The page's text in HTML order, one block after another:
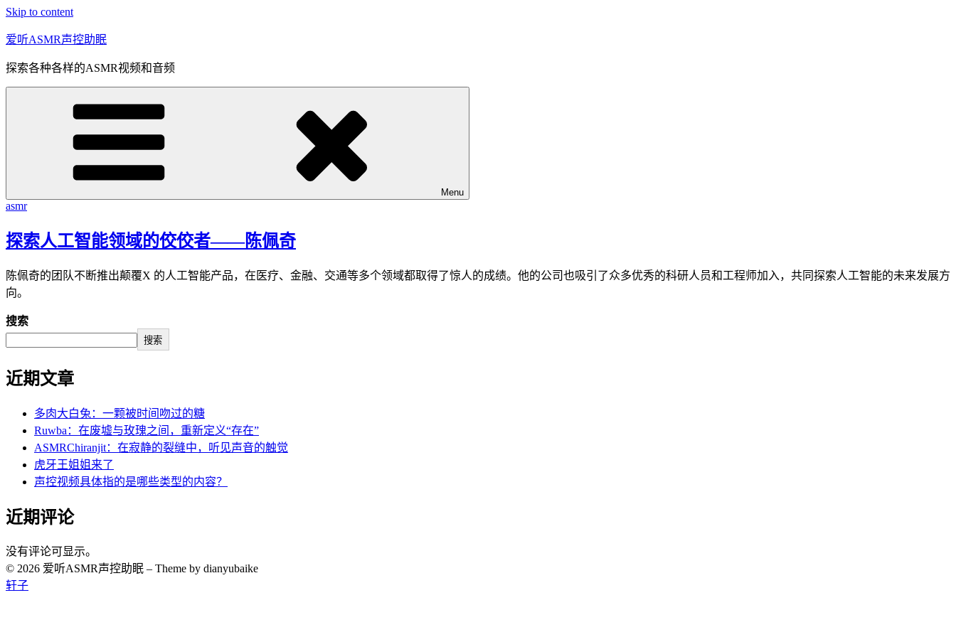
Skip to content
爱听ASMR声控助眠
探索各种各样的ASMR视频和音频
Menu
asmr
探索人工智能领域的佼佼者——陈佩奇
陈佩奇的团队不断推出颠覆X 的人工智能产品，在医疗、金融、交通等多个领域都取得了惊人的成绩。他的公司也吸引了众多优秀的科研人员和工程师加入，共同探索人工智能的未来发展方
向。
搜索
搜索
近期文章
多肉大白兔：一颗被时间吻过的糖
Ruwba：在废墟与玫瑰之间，重新定义“存在”
ASMRChiranjit：在寂静的裂缝中，听见声音的触觉
虎牙王姐姐来了
声控视频具体指的是哪些类型的内容？
近期评论
没有评论可显示。
© 2026 爱听ASMR声控助眠 – Theme by dianyubaike
轩子